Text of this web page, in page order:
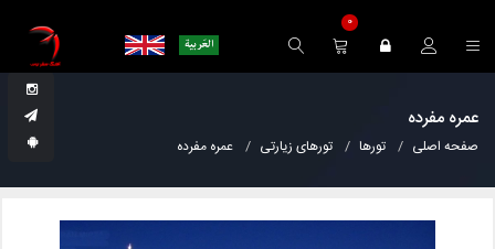
0
عمره مفرده
صفحه اصلی تورها تورهای زیارتی عمره مفرده